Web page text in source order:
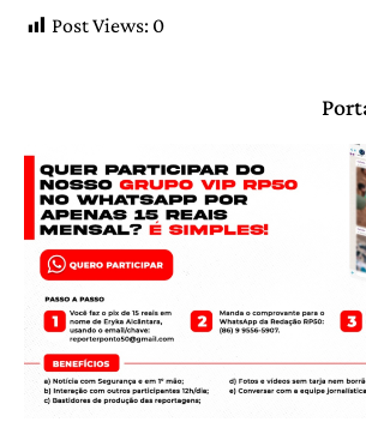
Post Views: 0